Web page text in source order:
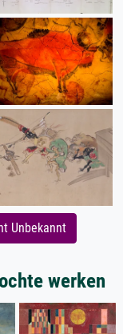
Unbekannt
werken